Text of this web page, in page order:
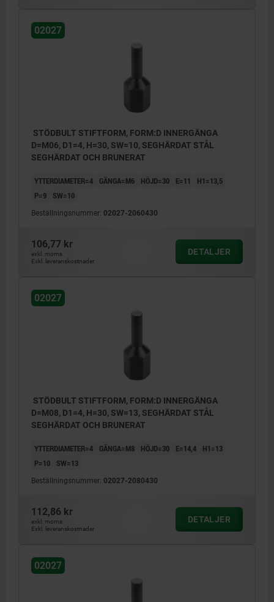
02027
STÖDBULT STIFTFORM, FORM:D INNERGÄNGA
D=M06, D1=4, H=30, SW=10, SEGHÄRDAT STÅL
SEGHÄRDAT OCH BRUNERAT
YTTERDIAMETER=4 GÄNGA=M6 HÖJD=30 E=11
H1=13,5
P=9
SW=10
Beställningsnummer: 02027-2060430
106,77 kr
exkl. moms
Exkl. leveranskostnader
DETALJER
02027
STÖDBULT STIFTFORM, FORM:D INNERGÄNGA
D=M08, D1=4, H=30, SW=13, SEGHÄRDAT STÅL
SEGHÄRDAT OCH BRUNERAT
YTTERDIAMETER=4 GÄNGA=M8 HÖJD=30 E=14,4
H1=13
P=10
SW=13
Beställningsnummer: 02027-2080430
112,86 kr
exkl. moms
Exkl. leveranskostnader
DETALJER
02027